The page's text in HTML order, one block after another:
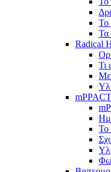
Το
Τα
Radical
Τι
mPPACT
Το